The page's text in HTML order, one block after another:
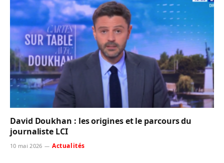
David Doukhan : les origines et le parcours du
journaliste LCI
10 mai 2026 Actualités